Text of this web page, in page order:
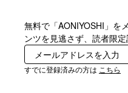
無料で「AONIYOSHI」を
ンツを見逃さず、読者限定
すでに登録済みの方は こちら